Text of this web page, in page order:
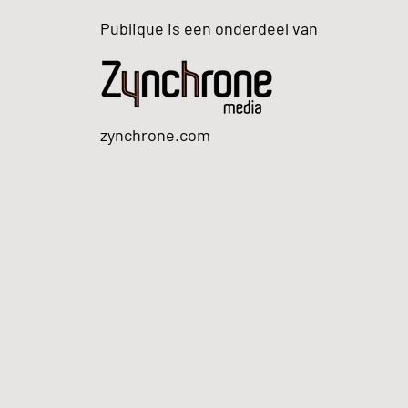
Publique is een onderdeel van
zynchrone.com